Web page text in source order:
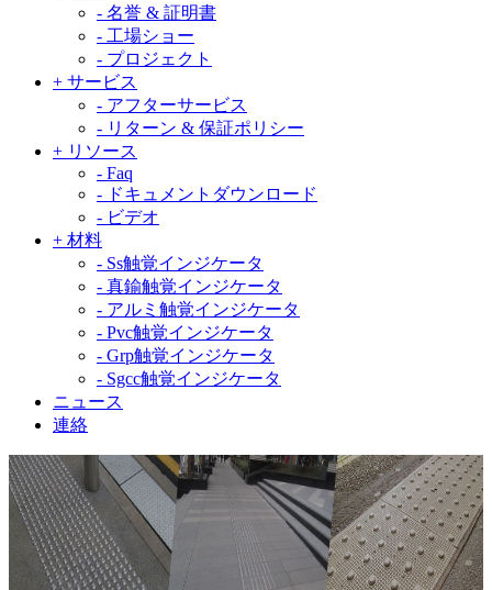
- 名誉 & 証明書
- 工場ショー
- プロジェクト
+ サービス
- アフターサービス
- リターン & 保証ポリシー
+ リソース
- Faq
- ドキュメントダウンロード
- ビデオ
+ 材料
- Ss触覚インジケータ
- 真鍮触覚インジケータ
- アルミ触覚インジケータ
- Pvc触覚インジケータ
- Grp触覚インジケータ
- Sgcc触覚インジケータ
ニュース
連絡